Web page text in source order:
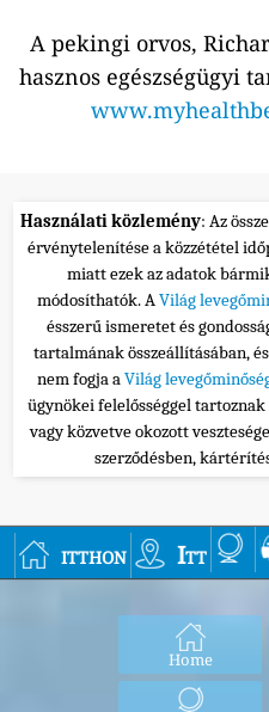
A pekingi orvos,
hasznos egészségügyi
Használati közlemény: Az
érvénytelenítése a közzététel
miatt ezek az adatok
módosíthatók. AVilág
ésszerű ismeretet és
tartalmának összeállításában,
nem fogja aVilág
ügynökei felelősséggel
vagy közvetve okozott
szerződésben,
itthon Itt
Home